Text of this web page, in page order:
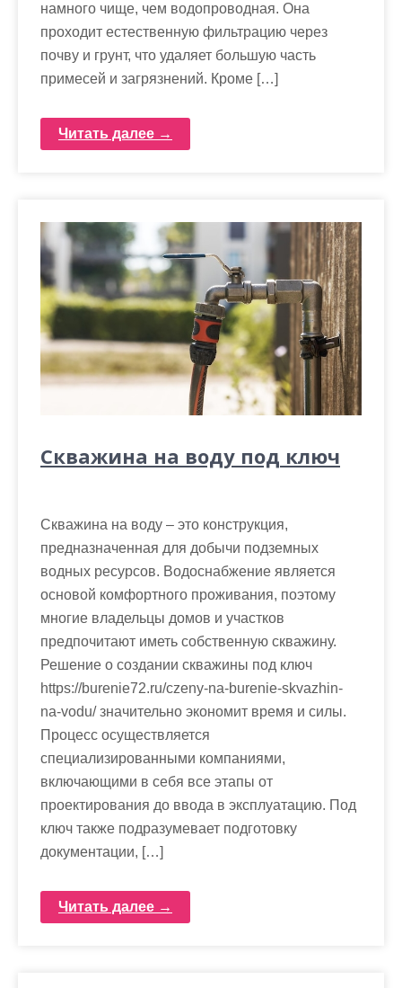
намного чище, чем водопроводная. Она
проходит естественную фильтрацию через
почву и грунт, что удаляет большую часть
примесей и загрязнений. Кроме […]
Читать далее →
Скважина на воду под ключ
Скважина на воду – это конструкция,
предназначенная для добычи подземных
водных ресурсов. Водоснабжение является
основой комфортного проживания, поэтому
многие владельцы домов и участков
предпочитают иметь собственную скважину.
Решение о создании скважины под ключ
https://burenie72.ru/czeny-na-burenie-skvazhin-
na-vodu/ значительно экономит время и силы.
Процесс осуществляется
специализированными компаниями,
включающими в себя все этапы от
проектирования до ввода в эксплуатацию. Под
ключ также подразумевает подготовку
документации, […]
Читать далее →